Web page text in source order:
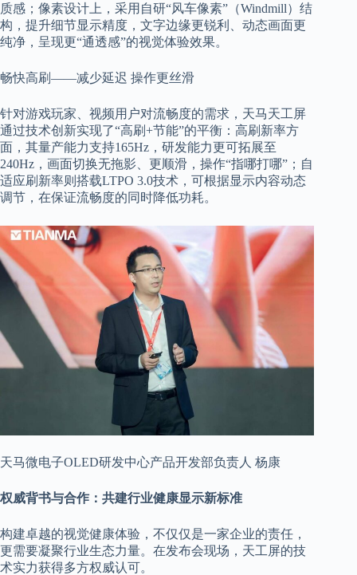
质感；像素设计上，采用自研“风车像素”（Windmill）结
构，提升细节显示精度，文字边缘更锐利、动态画面更
纯净，呈现更“通透感”的视觉体验效果。
畅快高刷——减少延迟 操作更丝滑
针对游戏玩家、视频用户对流畅度的需求，天马天工屏
通过技术创新实现了“高刷+节能”的平衡：高刷新率方
面，其量产能力支持165Hz，研发能力更可拓展至
240Hz，画面切换无拖影、更顺滑，操作“指哪打哪”；自
适应刷新率则搭载LTPO 3.0技术，可根据显示内容动态
调节，在保证流畅度的同时降低功耗。
天马微电子OLED研发中心产品开发部负责人 杨康
权威背书与合作：共建行业健康显示新标准
构建卓越的视觉健康体验，不仅仅是一家企业的责任，
更需要凝聚行业生态力量。在发布会现场，天工屏的技
术实力获得多方权威认可。